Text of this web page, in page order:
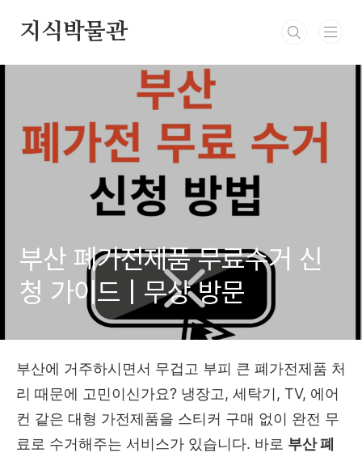
지식박물관
부산 폐가전제품 무료수거 신
청 가이드 | 무상 방문
부산에 거주하시면서 무겁고 부피 큰 폐가전제품 처
리 때문에 고민이신가요? 냉장고, 세탁기, TV, 에어
컨 같은 대형 가전제품을 스티커 구매 없이 완전 무
료로 수거해주는 서비스가 있습니다. 바로 부산 폐